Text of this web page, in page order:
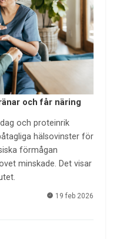
och får näring
och proteinrik
hälsovinster för
förmågan
minskade. Det visar
19 feb 2026